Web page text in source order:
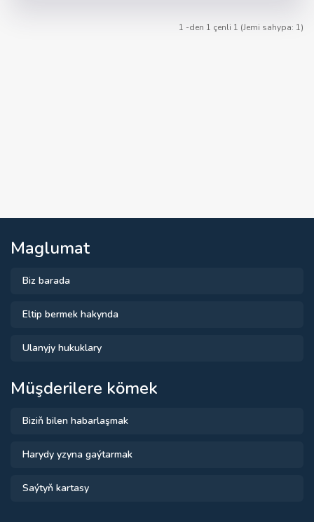
1 -den 1 çenli 1 (Jemi sahypa: 1)
Maglumat
Biz barada
Eltip bermek hakynda
Ulanyjy hukuklary
Müşderilere kömek
Biziň bilen habarlaşmak
Harydy yzyna gaýtarmak
Saýtyň kartasy